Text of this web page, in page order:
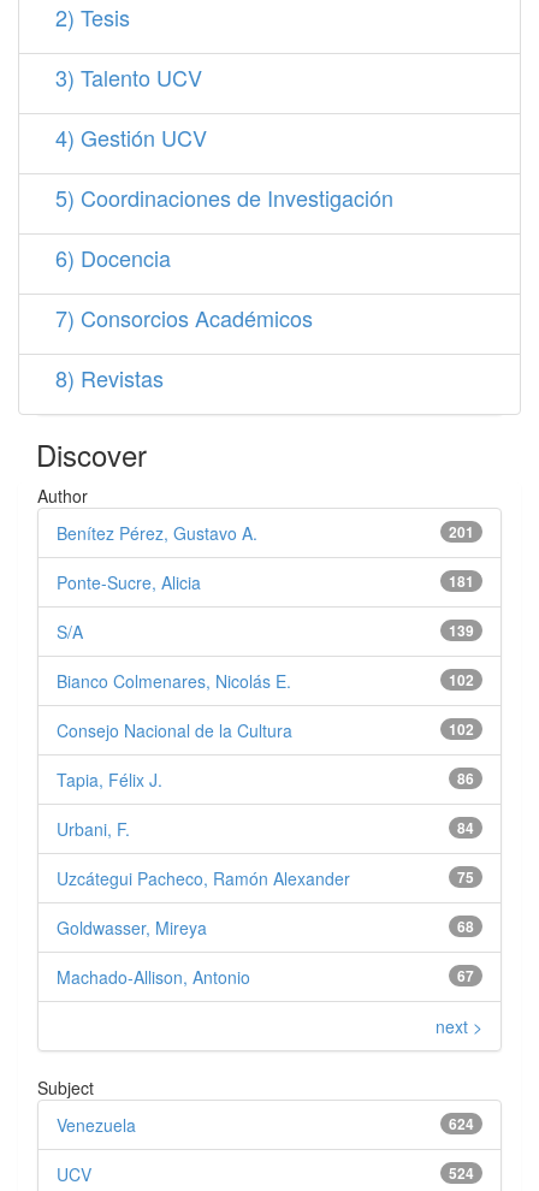
2) Tesis
3) Talento UCV
4) Gestión UCV
5) Coordinaciones de Investigación
6) Docencia
7) Consorcios Académicos
8) Revistas
Discover
Author
201
Benítez Pérez, Gustavo A.
181
Ponte-Sucre, Alicia
139
S/A
102
Bianco Colmenares, Nicolás E.
102
Consejo Nacional de la Cultura
86
Tapia, Félix J.
84
Urbani, F.
75
Uzcátegui Pacheco, Ramón Alexander
68
Goldwasser, Mireya
67
Machado-Allison, Antonio
next >
Subject
624
Venezuela
524
UCV